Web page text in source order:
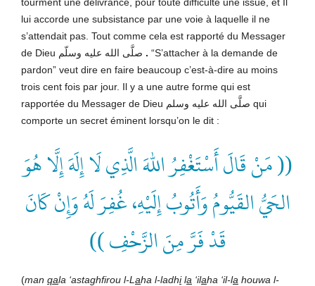
lui accorde une subsistance par une voie à laquelle il ne
s’attendait pas. Tout comme cela est rapporté du Messager
. “S’attacher à la demande de
pardon” veut dire en faire beaucoup c’est-à-dire au moins
trois cent fois par jour. Il y a une autre forme qui est
rapportée du Messager de Dieu صلَّى الله عليه وسلم qui
comporte un secret éminent lorsqu’on le dit :
(( مَنْ قَالَ أَسْتَغْفِرُ اللهَ الَّذِي لَا إِلَهَ إِلَّا هُوَ
الحَيُّ القَيُّومُ وَأَتُوبُ إِلَيْهِ، غُفِرَ لَهُ وَإِنْ كَانَ
قَدْ فَرَّ مِنَ الزَّحْفِ ))
(man qala ‘astaghfirou l-L aha l-ladhila ‘ilaha ‘il-la houwa l-